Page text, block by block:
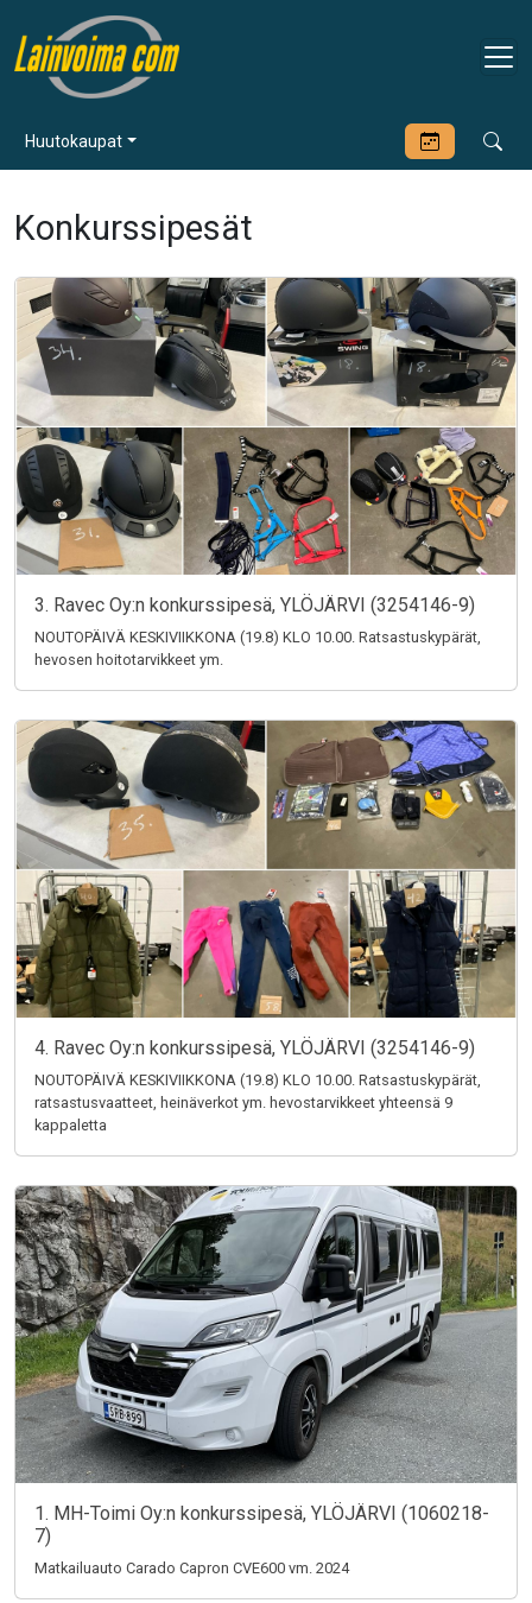
Huutokaupat
Konkurssipesät
3. Ravec Oy:n konkurssipesä, YLÖJÄRVI (3254146-9)
NOUTOPÄIVÄ KESKIVIIKKONA (19.8) KLO 10.00. Ratsastuskypärät,
hevosen hoitotarvikkeet ym.
4. Ravec Oy:n konkurssipesä, YLÖJÄRVI (3254146-9)
NOUTOPÄIVÄ KESKIVIIKKONA (19.8) KLO 10.00. Ratsastuskypärät,
ratsastusvaatteet, heinäverkot ym. hevostarvikkeet yhteensä 9
kappaletta
1. MH-Toimi Oy:n konkurssipesä, YLÖJÄRVI (1060218-
7)
Matkailuauto Carado Capron CVE600 vm. 2024